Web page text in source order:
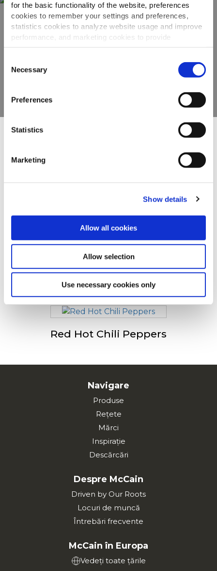
for the basic functionality of the website, preferences
cookies to remember your settings and preferences,
statistics cookies to analyze website usage and improve
performance, and marketing cookies to provide
personalized content and advertising.
By clicking 'Allow all cookies', you consent to the use of
all cookies. If you'd like to customize your preferences,
'Allow selection.'
To learn more about our cookies, click on "Show details."
You can withdraw or modify your consent at any time by
For additional information, you can view our
Global
Selection
Necessary
Preferences
Statistics
Marketing
Show details
Allow all cookies
Allow selection
Use necessary cookies only
Descoperiți gama
noastră completă
Cream Cheese Jalapeños
Peppers
Red Hot Chili Peppers
Navigare
Produse
Rețete
Mărci
Inspirație
Descărcări
Despre McCain
Driven by Our Roots
Locuri de muncă
Întrebări frecvente
McCain în Europa
Vedeți toate țările